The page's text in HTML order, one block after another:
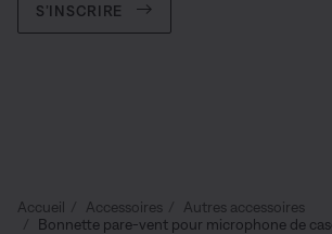
S’INSCRIRE
Accueil Accessoires
Autres accessoires
Bonnette pare-vent pour microphone de casque